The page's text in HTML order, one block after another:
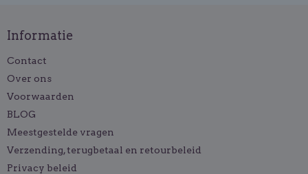
Informatie
Contact
Over ons
Voorwaarden
BLOG
Meestgestelde vragen
Verzending, terugbetaal en retourbeleid
Privacy beleid